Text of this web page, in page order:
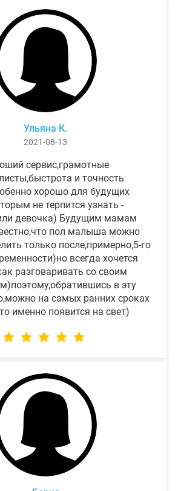
Ульяна К.
2021-08-13
сервис,грамотные
и точность
хорошо для будущих
не терпится узнать -
девочка) Будущим мамам
пол малыша можно
только после,примерно,5-го
всегда хочется
разговаривать со своим
в эту
на самых ранних сроках
именно появится на свет)